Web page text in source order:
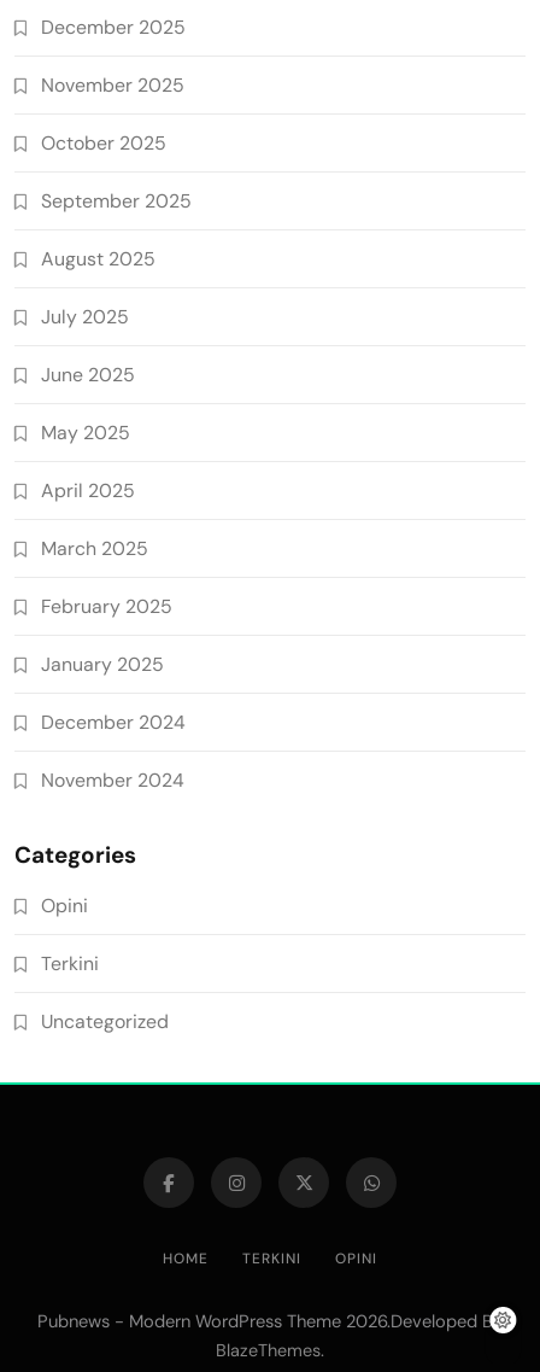
December 2025
November 2025
October 2025
September 2025
August 2025
July 2025
June 2025
May 2025
April 2025
March 2025
February 2025
January 2025
December 2024
November 2024
Categories
Opini
Terkini
Uncategorized
HOME TERKINI OPINI
Pubnews - Modern WordPress Theme 2026.Developed By
BlazeThemes.